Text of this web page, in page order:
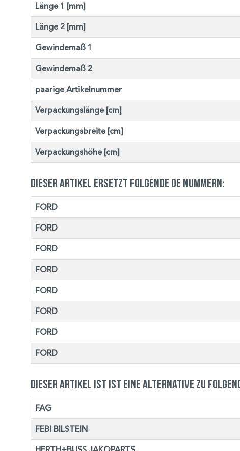
Länge 1 [mm]
Länge 2 [mm]
Gewindemaß 1
Gewindemaß 2
paarige Artikelnummer
Verpackungslänge [cm]
Verpackungsbreite [cm]
Verpackungshöhe [cm]
Dieser Artikel ersetzt folgende OE Nummern:
FORD
FORD
FORD
FORD
FORD
FORD
FORD
FORD
Dieser Artikel ist ist eine Alternative zu
FAG
FEBI BILSTEIN